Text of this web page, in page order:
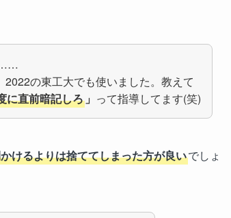
の東工大でも使いました。教えて
に直前暗記しろ 」 って指導してます(笑)
けるよりは捨ててしまった方が良いでしょ